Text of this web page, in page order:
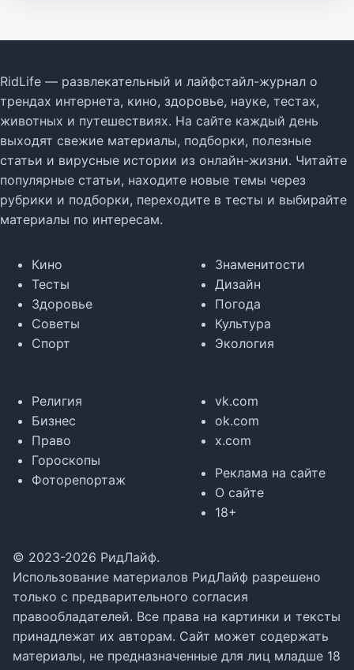
RidLife — развлекательный и лайфстайл-журнал о
трендах интернета, кино, здоровье, науке, тестах,
животных и путешествиях. На сайте каждый день
выходят свежие материалы, подборки, полезные
статьи и вирусные истории из онлайн-жизни. Читайте
популярные статьи, находите новые темы через
рубрики и подборки, переходите в тесты и выбирайте
материалы по интересам.
Кино
Тесты
Здоровье
Советы
Спорт
Знаменитости
Дизайн
Погода
Культура
Экология
Религия
Бизнес
Право
Гороскопы
Фоторепортаж
vk.com
ok.com
x.com
Реклама на сайте
О сайте
18+
© 2023-2026 РидЛайф.
Использование материалов РидЛайф разрешено
только с предварительного согласия
правообладателей. Все права на картинки и тексты
принадлежат их авторам. Сайт может содержать
материалы, не предназначенные для лиц младше 18